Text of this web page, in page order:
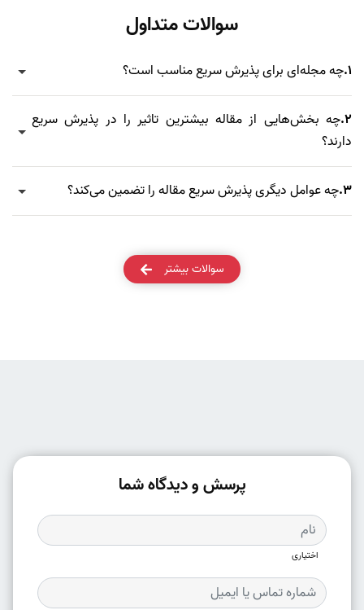
سوالات متداول
1.چه مجله‌ای برای پذیرش سریع مناسب است؟
2.چه بخش‌هایی از مقاله بیشترین تاثیر را در پذیرش سریع
دارند؟
3.چه عوامل دیگری پذیرش سریع مقاله را تضمین می‌کند؟
سوالات بیشتر
پرسش و دیدگاه شما
اختیاری